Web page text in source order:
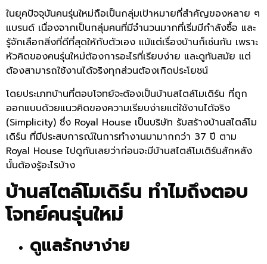
ในยุคปัจจุบันคนรุ่นใหม่ถือเป็นกลุ่มเป้าหมายที่สำคัญของหลาย ๆ
แบรนด์ เนื่องจากเป็นกลุ่มคนที่มีจำนวนมากที่เริ่มมีกำลังซื้อ และ
รู้จักเลือกสิ่งที่ดีที่สุดให้กับตัวเอง แม้แต่เรื่องบ้านก็เช่นกัน เพราะ
หัวคิดของคนรุ่นใหม่ต้องการอะไรที่เรียบง่าย และดูทันสมัย แต่
ต้องสามารถใช้งานได้จริงทุกส่วนต้องเกิดประโยชน์
โดยประเภทบ้านที่ตอบโจทย์จะต้องเป็นบ้านสไตล์โมเดิร์น ที่ถูก
ออกแบบด้วยแนวคิดของความเรียบง่ายแต่ใช้งานได้จริง
(Simplicity) ซึ่ง Royal House เป็นบริษัท รับสร้างบ้านสไตล์โม
เดิร์น ที่มีประสบการณ์ในการทำงานมามากกว่า 37 ปี ตาม
Royal House ไปดูกันเลยว่าก่อนจะมีบ้านสไตล์โมเดิร์นสักหลัง
นั้นต้องรู้อะไรบ้าง
บ้านสไตล์โมเดิร์น ทำไมถึงตอบ
โจทย์คนรุ่นใหม่
ดูแลรักษาง่าย